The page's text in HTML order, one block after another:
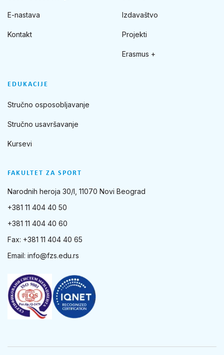
FAKULTET ZA SPORT
Narodnih heroja 30/I, 11070 Novi Beograd
+381 11 404 40 50
+381 11 404 40 60
Fax: +381 11 404 40 65
Email: info@fzs.edu.rs
E-nastava
Kontakt
Izdavaštvo
Projekti
Erasmus +
EDUKACIJE
Stručno osposobljavanje
Stručno usavršavanje
Kursevi